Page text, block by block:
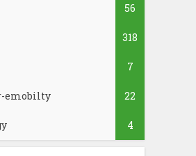
56
318
7
emobilty 22
4